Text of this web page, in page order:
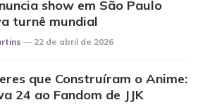
show em São Paulo
turnê mundial
22 de abril de 2026
que Construíram o Anime:
24 ao Fandom de JJK